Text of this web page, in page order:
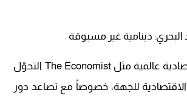
تناولت صحف اقتصادية عالمية مثل The Economist التحوّل
الاقتصادية للجهة، خصوصاً مع تصاعد دور